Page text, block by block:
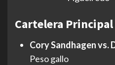
Cartelera
Cory Sandhagen vs.
Peso gallo